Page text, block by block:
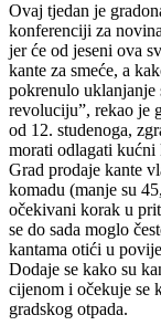
Ovaj tjedan je
konferenciji za
jer će od jeseni ova
kante za smeće, a
pokrenulo uklanjanje
revoluciju”, rekao je
od 12. studenoga,
morati odlagati kućni
Grad prodaje kante
komadu (manje su
očekivani korak u
se do sada moglo
kantama otići u
Dodaje se kako su
cijenom i očekuje se
gradskog otpada.